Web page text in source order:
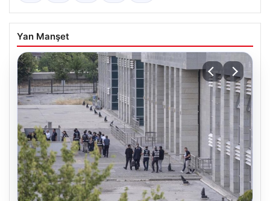
Yan Manşet